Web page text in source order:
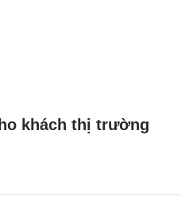
khách thị trường